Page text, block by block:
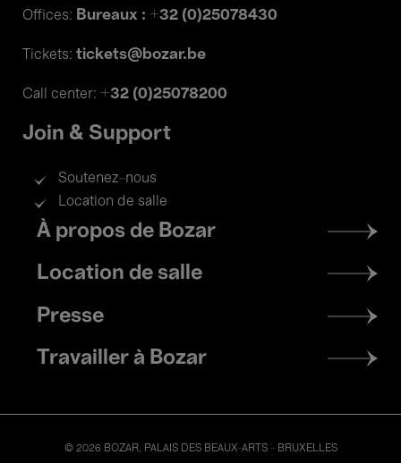
Offices: Bureaux : +32 (0)25078430
Tickets: tickets@bozar.be
Call center: +32 (0)25078200
Join & Support
Soutenez-nous
Location de salle
Footer
menu
À propos de Bozar
Location de salle
Presse
Travailler à Bozar
© 2026 BOZAR. PALAIS DES BEAUX-ARTS - BRUXELLES